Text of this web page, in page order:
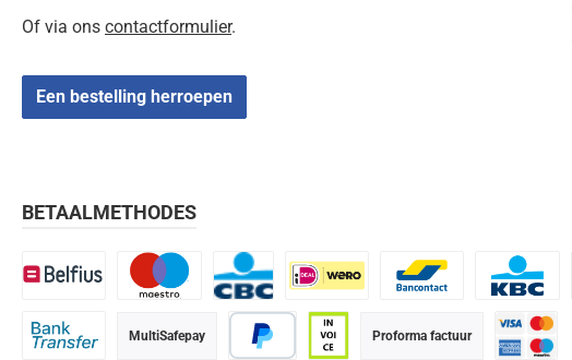
Of via ons contactformulier.
Een bestelling herroepen
BETAALMETHODES
iDEAL | Wero
MultiSafepay Proforma factuur
CBC